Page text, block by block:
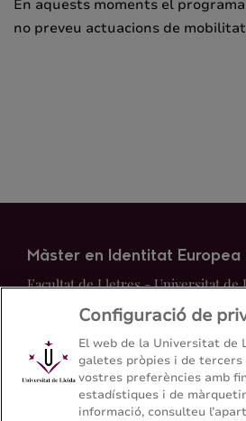
En aquests moments el
no preveu actuacions de
Màster en Identitat Europea
Facultat de Lletres - Universitat de
Mapa del web
973 70 20 64
Configuració de
El web de la Universitat de
galetes pròpies i de
vostres preferències amb
estadístiques i de
informació, consulteu